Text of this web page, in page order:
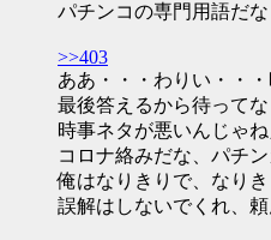
パチンコの専門用語だな
>>403
ああ・・・わりい・・
最後答えるから待ってな
時事ネタが悪いんじゃ
コロナ絡みだな、パチ
俺はなりきりで、なり
誤解はしないでくれ、頼